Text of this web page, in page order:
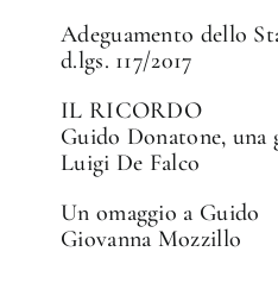
Adeguamento dello
d.lgs. 117/2017
IL RICORDO
Guido Donatone, una
Luigi De Falco
Un omaggio a Guido
Giovanna Mozzillo